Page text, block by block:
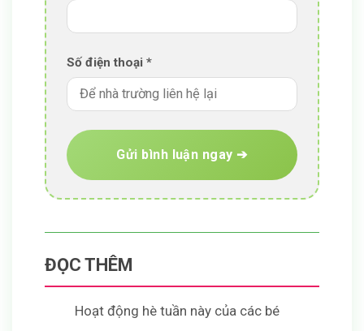
Số điện thoại *
ĐỌC THÊM
Hoạt động hè tuần này của các bé